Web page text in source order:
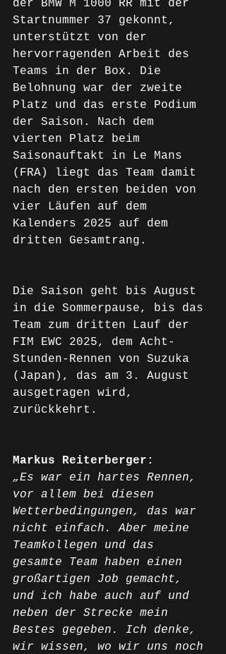
der BMW M 1000 RR mit der
Startnummer 37 gekonnt,
unterstützt von der
hervorragenden Arbeit des
Teams in der Box. Die
Belohnung war der zweite
Platz und das erste Podium
der Saison. Nach dem
vierten Platz beim
Saisonauftakt in Le Mans
(FRA) liegt das Team damit
nach den ersten beiden von
vier Läufen auf dem
Kalenders 2025 auf dem
dritten Gesamtrang.
Die Saison geht bis August
in die Sommerpause, bis das
Team zum dritten Lauf der
FIM EWC 2025, dem Acht-
Stunden-Rennen von Suzuka
(Japan), das am 3. August
ausgetragen wird,
zurückkehrt.
Markus Reiterberger:
„Es war ein hartes Rennen,
vor allem bei diesen
Wetterbedingungen, das war
nicht einfach. Aber meine
Teamkollegen und das
gesamte Team haben einen
großartigen Job gemacht,
und ich habe auch auf und
neben der Strecke mein
Bestes gegeben. Ich denke,
wir wissen, wo wir uns noch